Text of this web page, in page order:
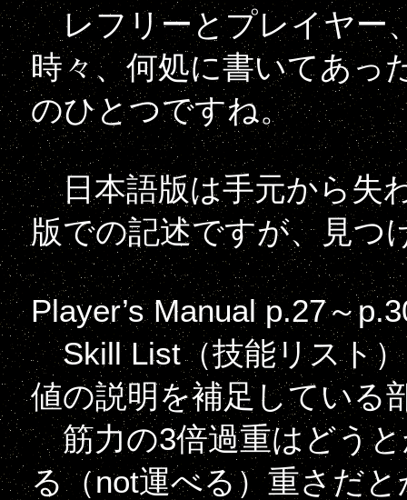
レフリーとプレイヤー
時々、何処に書いてあっ
のひとつですね。
日本語版は手元から失
版での記述ですが、見つ
Player’s Manual p.27～
Skill List（技能リスト）
値の説明を補足している
筋力の3倍過重はどうと
る（not運べる）重さだと